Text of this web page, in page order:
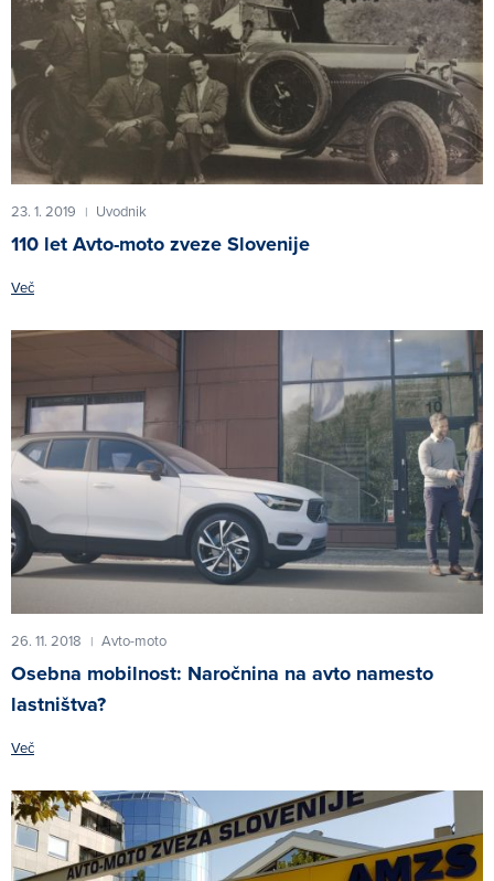
23. 1. 2019 | Uvodnik
110 let Avto-moto zveze Slovenije
Več
26. 11. 2018 | Avto-moto
Osebna mobilnost: Naročnina na avto namesto
lastništva?
Več